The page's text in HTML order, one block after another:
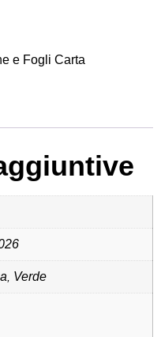
e Fogli Carta
Verde